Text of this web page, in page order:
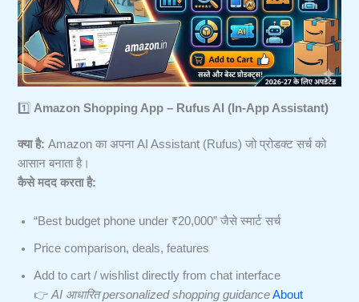
1️⃣ Amazon Shopping App – Rufus AI (In-App Assistant)
क्या है: Amazon का अपना AI Assistant (Rufus) जो प्रोडक्ट सर्च को
आसान बनाता है।
कैसे मदद करता है:
“Best budget phone under ₹20,000” जैसे स्मार्ट सर्च
Price comparison, deals, features
Add to cart / wishlist directly from chat interface
👉AI आधारित personalized shopping guidance About